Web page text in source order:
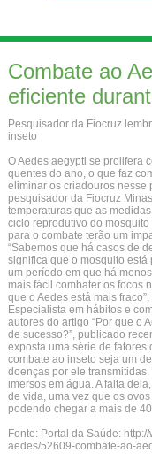
Combate ao
eficiente
Pesquisador da Fiocruz
inseto
O Aedes aegypti se prolifera
quentes do ano, o que faz
eliminar os criadouros nesse
pesquisador da Fiocruz
temperaturas que as
ciclo reprodutivo do
para o combate terão um
“Sabemos que há casos de
significa que o mosquito está
um período em que há
mais fácil combater os focos
que o Aedes está mais
Especialista em hábitos e
autores do artigo “Por que o
de sucesso?”, publicado
exposta uma série de fatores
combate ao inseto seja um
doenças por ele
imersos em água. A falta
de vida, uma vez que os
podendo chegar a mais de
Fonte: Portal da Saúde:
aedes/52609-combate-ao-